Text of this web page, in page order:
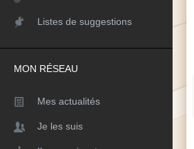
Listes de suggestions
MON RÉSEAU
Mes actualités
Je les suis